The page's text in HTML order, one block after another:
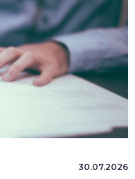
30.07.2026